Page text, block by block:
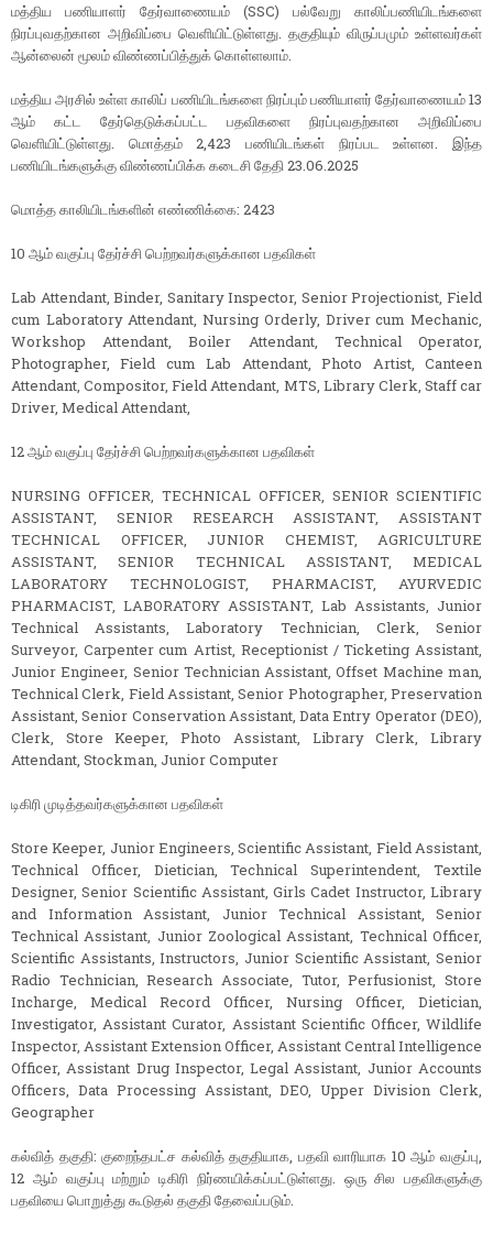
மத்திய பணியாளர் தேர்வாணையம் (SSC) பல்வேறு காலிப்பணியிடங்களை
நிரப்புவதற்கான அறிவிப்பை வெளியிட்டுள்ளது. தகுதியும் விருப்பமும் உள்ளவர்கள்
ஆன்லைன் மூலம் விண்ணப்பித்துக் கொள்ளலாம்.
மத்திய அரசில் உள்ள காலிப் பணியிடங்களை நிரப்பும் பணியாளர் தேர்வாணையம் 13
ஆம் கட்ட தேர்தெடுக்கப்பட்ட பதவிகளை நிரப்புவதற்கான அறிவிப்பை
வெளியிட்டுள்ளது. மொத்தம் 2,423 பணியிடங்கள் நிரப்பட உள்ளன. இந்த
பணியிடங்களுக்கு விண்ணப்பிக்க கடைசி தேதி 23.06.2025
மொத்த காலியிடங்களின் எண்ணிக்கை: 2423
10 ஆம் வகுப்பு தேர்ச்சி பெற்றவர்களுக்கான பதவிகள்
Lab Attendant, Binder, Sanitary Inspector, Senior Projectionist, Field
cum Laboratory Attendant, Nursing Orderly, Driver cum Mechanic,
Workshop Attendant, Boiler Attendant, Technical Operator,
Photographer, Field cum Lab Attendant, Photo Artist, Canteen
Attendant, Compositor, Field Attendant, MTS, Library Clerk, Staff car
Driver, Medical Attendant,
12 ஆம் வகுப்பு தேர்ச்சி பெற்றவர்களுக்கான பதவிகள்
NURSING OFFICER, TECHNICAL OFFICER, SENIOR SCIENTIFIC
ASSISTANT, SENIOR RESEARCH ASSISTANT, ASSISTANT
TECHNICAL OFFICER, JUNIOR CHEMIST, AGRICULTURE
ASSISTANT, SENIOR TECHNICAL ASSISTANT, MEDICAL
LABORATORY TECHNOLOGIST, PHARMACIST, AYURVEDIC
PHARMACIST, LABORATORY ASSISTANT, Lab Assistants, Junior
Technical Assistants, Laboratory Technician, Clerk, Senior
Surveyor, Carpenter cum Artist, Receptionist / Ticketing Assistant,
Junior Engineer, Senior Technician Assistant, Offset Machine man,
Technical Clerk, Field Assistant, Senior Photographer, Preservation
Assistant, Senior Conservation Assistant, Data Entry Operator (DEO),
Clerk, Store Keeper, Photo Assistant, Library Clerk, Library
Attendant, Stockman, Junior Computer
டிகிரி முடித்தவர்களுக்கான பதவிகள்
Store Keeper, Junior Engineers, Scientific Assistant, Field Assistant,
Technical Officer, Dietician, Technical Superintendent, Textile
Designer, Senior Scientific Assistant, Girls Cadet Instructor, Library
and Information Assistant, Junior Technical Assistant, Senior
Technical Assistant, Junior Zoological Assistant, Technical Officer,
Scientific Assistants, Instructors, Junior Scientific Assistant, Senior
Radio Technician, Research Associate, Tutor, Perfusionist, Store
Incharge, Medical Record Officer, Nursing Officer, Dietician,
Investigator, Assistant Curator, Assistant Scientific Officer, Wildlife
Inspector, Assistant Extension Officer, Assistant Central Intelligence
Officer, Assistant Drug Inspector, Legal Assistant, Junior Accounts
Officers, Data Processing Assistant, DEO, Upper Division Clerk,
Geographer
கல்வித் தகுதி: குறைந்தபட்ச கல்வித் தகுதியாக, பதவி வாரியாக 10 ஆம் வகுப்பு,
12 ஆம் வகுப்பு மற்றும் டிகிரி நிர்ணயிக்கப்பட்டுள்ளது. ஒரு சில பதவிகளுக்கு
பதவியை பொறுத்து கூடுதல் தகுதி தேவைப்படும்.